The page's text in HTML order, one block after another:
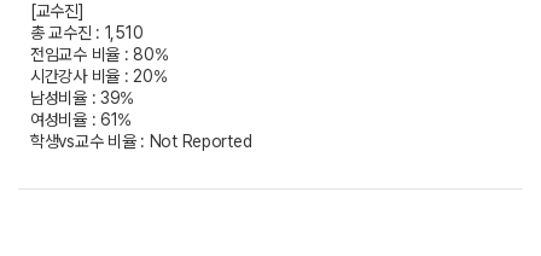
[교수진]
총 교수진 : 1,510
전임교수 비율 : 80%
시간강사 비율 : 20%
남성비율 : 39%
여성비율 : 61%
학생vs교수 비율 : Not Reported